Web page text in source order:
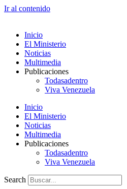
Ir al contenido
Inicio
El Ministerio
Noticias
Multimedia
Publicaciones
Todasadentro
Viva Venezuela
Inicio
El Ministerio
Noticias
Multimedia
Publicaciones
Todasadentro
Viva Venezuela
Search